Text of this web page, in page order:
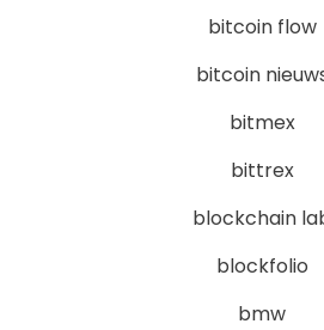
bitcoin flow
bitcoin
bitmex
bittrex
blockchain
blockfolio
bmw